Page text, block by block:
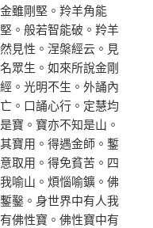
雖剛堅。羚羊角能
。 般若智能破。羚羊
見性。涅槃經云。見
眾生。如來所說金剛
。光明不生。外誦內
。口誦心行。定慧均
寶。寶亦不知是山。
寶用。得遇金師。鏨
取用。得免貧苦。四
喻山。煩惱喻鑛。佛
鑿。身世界中有人我
佛性寶。佛性寶中有